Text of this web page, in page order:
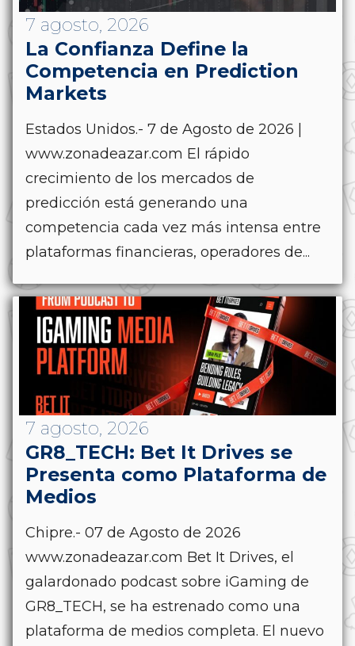
7 agosto, 2026
La Confianza Define la
Competencia en Prediction
Markets
Estados Unidos.- 7 de Agosto de 2026 |
www.zonadeazar.com El rápido
crecimiento de los mercados de
predicción está generando una
competencia cada vez más intensa entre
plataformas financieras, operadores de...
7 agosto, 2026
GR8_TECH: Bet It Drives se
Presenta como Plataforma de
Medios
Chipre.- 07 de Agosto de 2026
www.zonadeazar.com Bet It Drives, el
galardonado podcast sobre iGaming de
GR8_TECH, se ha estrenado como una
plataforma de medios completa. El nuevo